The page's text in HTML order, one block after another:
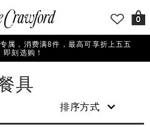
0
属，消费满8件，最高可享折上五五
即刻选购！
具
排序方式